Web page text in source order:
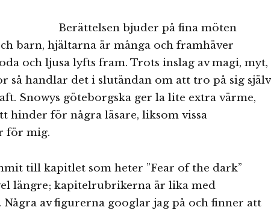
Berättelsen bjuder på fina möten
barn, hjältarna är många och framhäver
och ljusa lyfts fram. Trots inslag av magi, myt,
så handlar det i slutändan om att tro på sig själv
Snowys göteborgska ger la lite extra värme,
hinder för några läsare, liksom vissa
för mig.
till kapitlet som heter ”Fear of the dark”
längre; kapitelrubrikerna är lika med
av figurerna googlar jag på och finner att